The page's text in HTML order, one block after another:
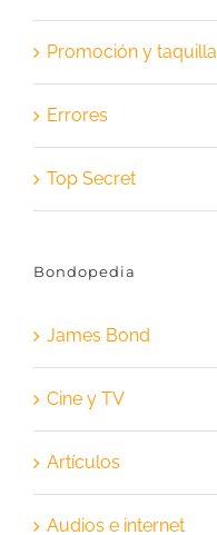
Promoción y taquilla
Errores
Top Secret
Bondopedia
James Bond
Cine y TV
Artículos
Audios e internet